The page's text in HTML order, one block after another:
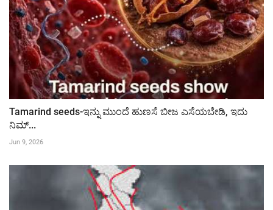
Tamarind seeds-ಇನ್ನು ಮುಂದೆ ಹುಣಸೆ ಬೀಜ ಎಸೆಯಬೇಡಿ, ಇದು
ನಿಮ್...
Jun 9, 2026